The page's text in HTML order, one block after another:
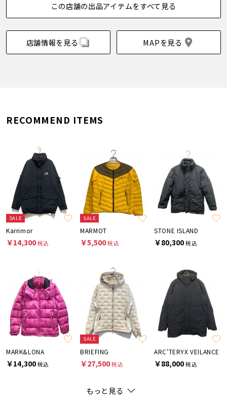
この店舗の出品アイテムをすべて見る
店舗情報を見る MAPを見る
RECOMMEND ITEMS
SALE
Karrimor
￥14,300税込
SALE
MARMOT
￥5,500税込
STONE ISLAND
￥80,300税込
MARK&LONA
￥14,300税込
SALE
BRIEFING
￥27,500税込
ARC'TERYX VEILANCE
￥88,000税込
もっと見る